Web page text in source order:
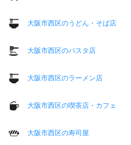
大阪市西区のうどん・そば店
大阪市西区のパスタ店
大阪市西区のラーメン店
大阪市西区の喫茶店・カフェ
大阪市西区の寿司屋